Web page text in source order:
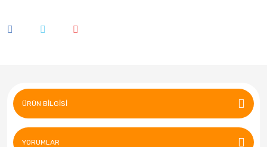
ÜRÜN BILGISI
YORUMLAR